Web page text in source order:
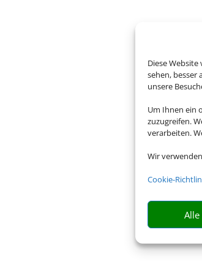
Diese
sehen, besser
unsere
Um Ihnen ein
zuzugreifen.
verarbeiten.
Wir
Cookie-
Alle